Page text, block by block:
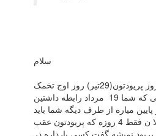
سلام
شما بر اساس اخرین روز پریودتون(29تیر) روز اوج تخمک
گذاریتون 12 مرداد بوده در حالی که شما 19 مرداد رابطه داشتین
میاره از طرف دیگه شما باید
26 مرداد پریود میشدین و الا ن فقط 4 روزه که پریودتون عقب
تو زمان پریود نمیشه گفت کسی بارداره.در